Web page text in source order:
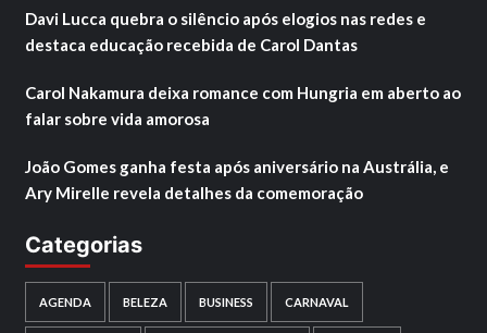
Davi Lucca quebra o silêncio após elogios nas redes e
destaca educação recebida de Carol Dantas
Carol Nakamura deixa romance com Hungria em aberto ao
falar sobre vida amorosa
João Gomes ganha festa após aniversário na Austrália, e
Ary Mirelle revela detalhes da comemoração
Categorias
AGENDA BELEZA BUSINESS CARNAVAL